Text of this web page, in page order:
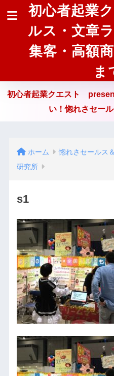
初心者起業
ルス・文章
集客・高額
ま
初心者起業クエスト
い！惚れさセー
ホーム
惚れさセールス
研究所
s1